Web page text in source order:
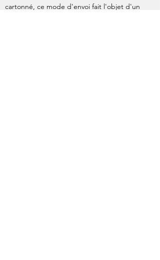
cartonné, ce mode d'envoi fait l'objet d'un